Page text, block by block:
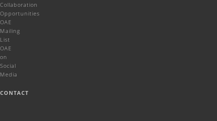
Collaboration
Opportunities
OAE
Mailing
List
OAE
on
Social
Media
CONTACT